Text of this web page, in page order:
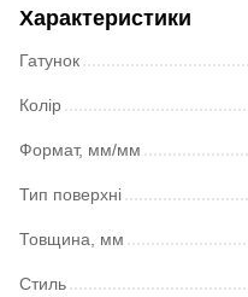
Характеристики
Гатунок
Колір
Формат, мм/мм
Тип поверхні
Товщина, мм
Стиль